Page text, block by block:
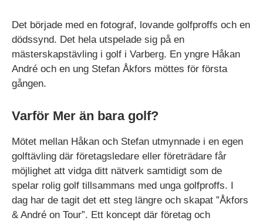
Det började med en fotograf, lovande golfproffs och en
dödssynd. Det hela utspelade sig på en
mästerskapstävling i golf i Varberg. En yngre Håkan
André och en ung Stefan Åkfors möttes för första
gången.
Varför Mer än bara golf?
Mötet mellan Håkan och Stefan utmynnade i en egen
golftävling där företagsledare eller företrädare får
möjlighet att vidga ditt nätverk samtidigt som de
spelar rolig golf tillsammans med unga golfproffs. I
dag har de tagit det ett steg längre och skapat ”Åkfors
& André on Tour”. Ett koncept där företag och